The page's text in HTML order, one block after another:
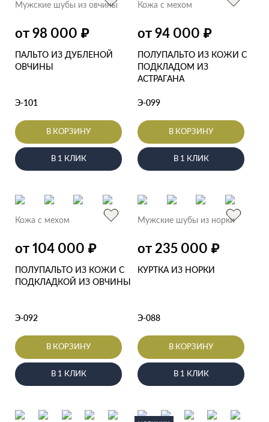
Мужские шубы из овчины
от 98 000 ₽
ПАЛЬТО ИЗ ДУБЛЕНОЙ
ОВЧИНЫ
Э-101
В КОРЗИНУ
В 1 КЛИК
Кожа с мехом
от 94 000 ₽
ПОЛУПАЛЬТО ИЗ КОЖИ С
ПОДКЛАДОМ ИЗ
АСТРАГАНА
Э-099
В КОРЗИНУ
В 1 КЛИК
Кожа с мехом
от 104 000 ₽
ПОЛУПАЛЬТО ИЗ КОЖИ С
ПОДКЛАДКОЙ ИЗ ОВЧИНЫ
Э-092
В КОРЗИНУ
В 1 КЛИК
Мужские шубы из норки
от 235 000 ₽
КУРТКА ИЗ НОРКИ
Э-088
В КОРЗИНУ
В 1 КЛИК